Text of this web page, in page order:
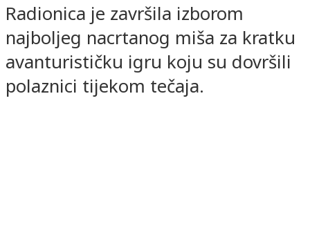
Radionica je završila izborom
najboljeg nacrtanog miša za kratku
avanturističku igru koju su dovršili
polaznici tijekom tečaja.